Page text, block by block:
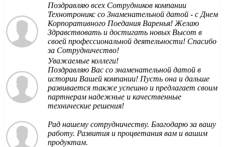
Поздравляю всех Сотрудников компании
Технотроникс со Знаменательной датой - с Днем
Корпоративного Поедания Варенья! Желаю
Здравствовать и достигать новых Высот в
своей профессиональной деятельности! Спасибо
за Сотрудничество!
Уважаемые коллеги!
Поздравляю Вас со знаменательной датой в
истории Вашей компании! Пусть она и дальше
развивается также успешно и предлагает своим
партнерам надежные и качественные
технические решения!
Рад нашему сотрудничеству. Благодарю за вашу
работу. Развития и процветания вам и вашим
продуктам.